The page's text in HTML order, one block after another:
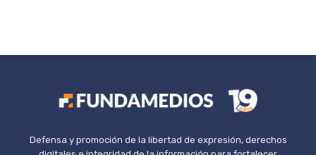
Defensa y promoción de la libertad de expresión, derechos